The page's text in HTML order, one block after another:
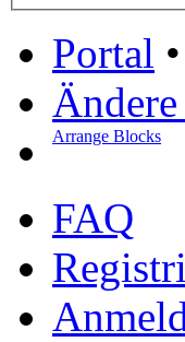
Portal •
Arrange Blocks
FAQ